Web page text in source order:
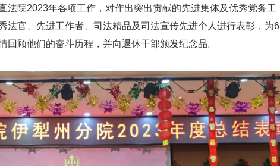
法院2023年各项工作，对作出突出贡献的先进集体及优秀党务工
法官、先进工作者、司法精品及司法宣传先进个人进行表彰，为6
回顾他们的奋斗历程，并向退休干部颁发纪念品。